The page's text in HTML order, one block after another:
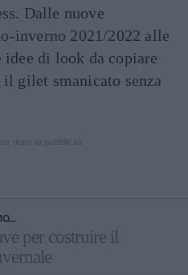
Dalle nuove
inverno 2021/2022 alle
di look da copiare
gilet smanicato senza
per costruire il